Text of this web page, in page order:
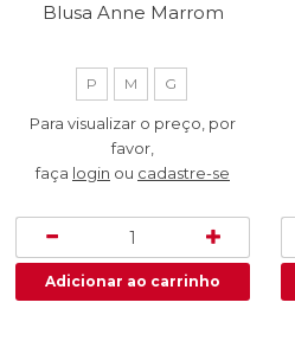
Blusa Anne Marrom
P M G
Para visualizar o preço, por
favor,
faça login ou cadastre-se